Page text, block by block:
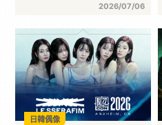
2026/07/06
日韓偶像